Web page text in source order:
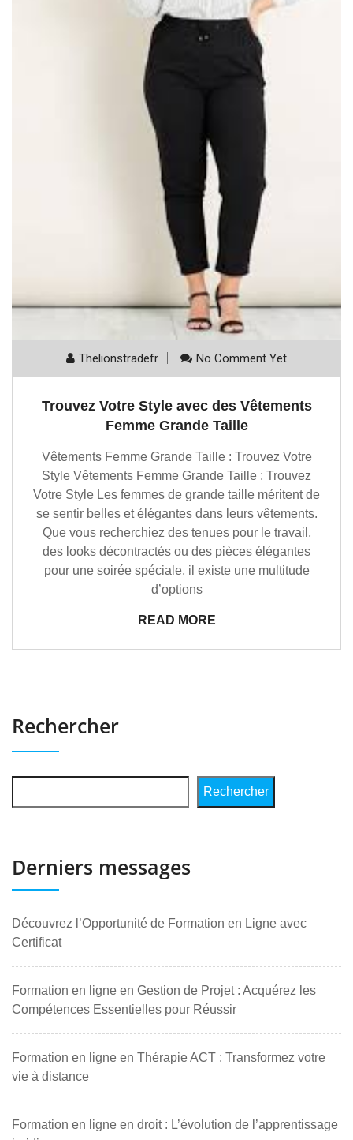
Thelionstradefr No Comment Yet
Trouvez Votre Style avec des Vêtements
Femme Grande Taille
Vêtements Femme Grande Taille : Trouvez Votre
Style Vêtements Femme Grande Taille : Trouvez
Votre Style Les femmes de grande taille méritent de
se sentir belles et élégantes dans leurs vêtements.
Que vous recherchiez des tenues pour le travail,
des looks décontractés ou des pièces élégantes
pour une soirée spéciale, il existe une multitude
d’options
READ MORE
Rechercher
Rechercher
Derniers messages
Découvrez l’Opportunité de Formation en Ligne avec
Certificat
Formation en ligne en Gestion de Projet : Acquérez les
Compétences Essentielles pour Réussir
Formation en ligne en Thérapie ACT : Transformez votre
vie à distance
Formation en ligne en droit : L’évolution de l’apprentissage